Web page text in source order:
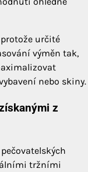
určité
výměn tak,
nebo skiny.
z
tržními